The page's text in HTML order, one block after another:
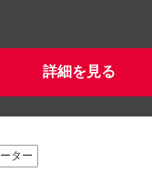
詳細を見る
ター